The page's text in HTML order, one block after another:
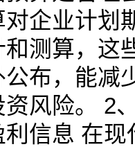
企业计划
测算，这
布，能减
风险。 2
信息 在